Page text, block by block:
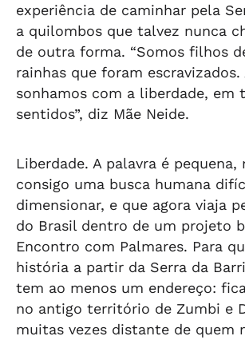
experiência de caminhar pela
a quilombos que talvez nunca
de outra forma. “Somos filhos
rainhas que foram escravizados.
sonhamos com a liberdade, em
sentidos”, diz Mãe Neide.
Liberdade. A palavra é pequena,
consigo uma busca humana
dimensionar, e que agora viaja
do Brasil dentro de um projeto
Encontro com Palmares. Para
história a partir da Serra da
tem ao menos um endereço:
no antigo território de Zumbi e
muitas vezes distante de quem